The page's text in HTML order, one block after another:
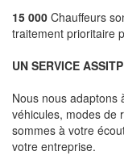
15 000 Chauffeurs
traitement prioritaire
UN SERVICE
Nous nous adaptons
véhicules, modes de
sommes à votre
votre entreprise.